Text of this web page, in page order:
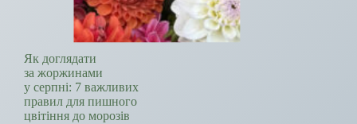
Як доглядати
за жоржинами
у серпні: 7 важливих
правил для пишного
цвітіння до морозів